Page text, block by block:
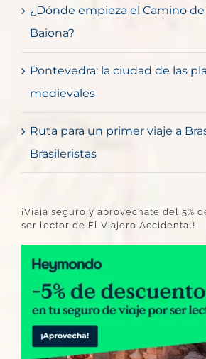
¿Dónde empieza el Camino
Baiona?
Pontevedra: la ciudad de las
medievales
Ruta para un primer viaje a
Brasileristas
¡Viaja seguro y aprovéchate del 5%
ser lector de El Viajero Accidental!